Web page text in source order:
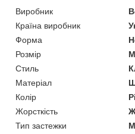
Виробник
Країна виробник
Форма
Розмір
Стиль
Матеріал
Колір
Жорсткість
Тип застежки